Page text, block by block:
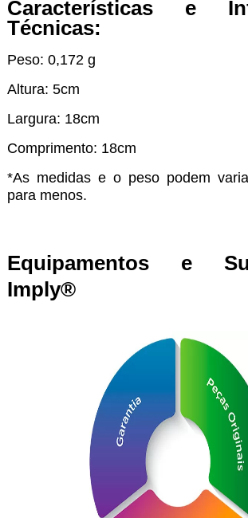
Características e
Técnicas:
Peso: 0,172 g
Altura: 5cm
Largura: 18cm
Comprimento: 18cm
*As medidas e o peso podem
para menos.
Equipamentos e
Imply®